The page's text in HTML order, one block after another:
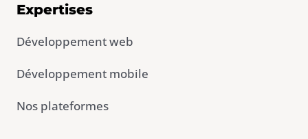
Expertises
Développement web
Développement mobile
Nos plateformes